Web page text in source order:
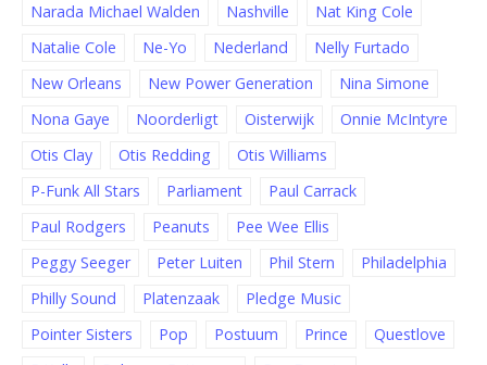
Narada Michael Walden
Nashville
Nat King Cole
Natalie Cole
Ne-Yo Nederland
Nelly Furtado
New Orleans
New Power Generation
Nina Simone
Nona Gaye
Noorderligt Oisterwijk
Onnie McIntyre
Otis Clay
Otis Redding
Otis Williams
P-Funk All Stars
Parliament
Paul Carrack
Paul Rodgers
Peanuts
Pee Wee Ellis
Peggy Seeger
Peter Luiten Phil Stern
Philadelphia
Philly Sound
Platenzaak
Pledge Music
Pointer Sisters
Pop Postuum Prince
Questlove